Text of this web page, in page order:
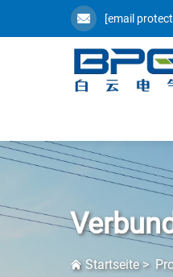
[email
Startseite>